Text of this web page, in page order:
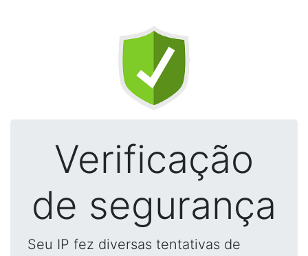
Verificação
de segurança
Seu IP fez diversas tentativas de